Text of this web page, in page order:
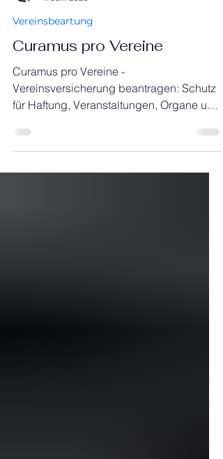
4. Juni 2025
Vereinsbeartung
Curamus pro Vereine
Curamus pro Vereine -
Vereinsversicherung beantragen: Schutz
für Haftung, Veranstaltungen, Organe und